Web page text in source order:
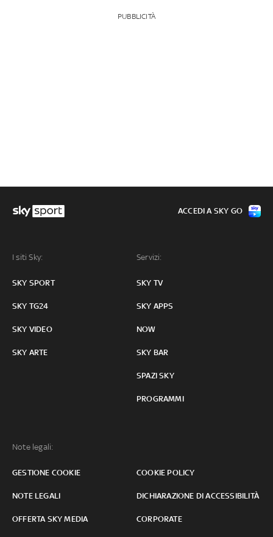
PUBBLICITÀ
I siti Sky:
SKY SPORT
SKY TG24
SKY VIDEO
SKY ARTE
Servizi:
SKY TV
SKY APPS
NOW
SKY BAR
SPAZI SKY
PROGRAMMI
Note legali:
GESTIONE COOKIE COOKIE POLICY
NOTE LEGALI DICHIARAZIONE DI ACCESSIBILITÀ
OFFERTA SKY MEDIA CORPORATE
ACCEDI A SKY GO